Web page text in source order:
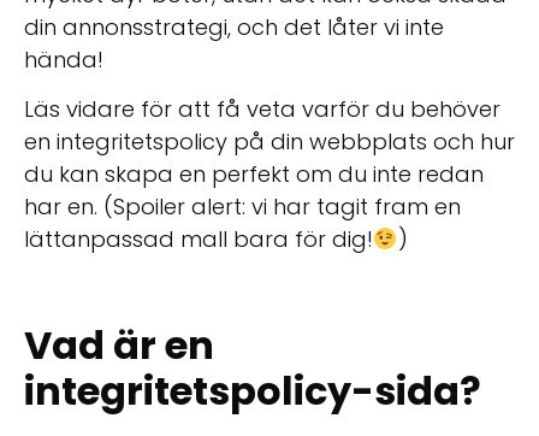
din annonsstrategi, och det låter vi inte
hända!
Läs vidare för att få veta varför du behöver
en integritetspolicy på din webbplats och hur
du kan skapa en perfekt om du inte redan
har en. (Spoiler alert: vi har tagit fram en
lättanpassad mall bara för dig!
)
Vad är en
integritetspolicy-sida?